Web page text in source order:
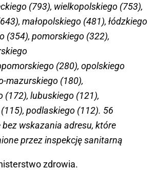
(793), wielkopolskiego (753),
małopolskiego (481), łódzkiego
(354), pomorskiego (322),
(280), opolskiego
mazurskiego (180),
(172), lubuskiego (121),
podlaskiego (112). 56
wskazania adresu, które
przez inspekcję sanitarną
zdrowia.